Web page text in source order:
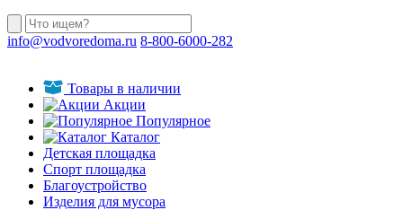
info@vodvoredoma.ru 8-800-6000-282
Товары в наличии
Акции
Популярное
Каталог
Детская площадка
Спорт площадка
Благоустройство
Изделия для мусора